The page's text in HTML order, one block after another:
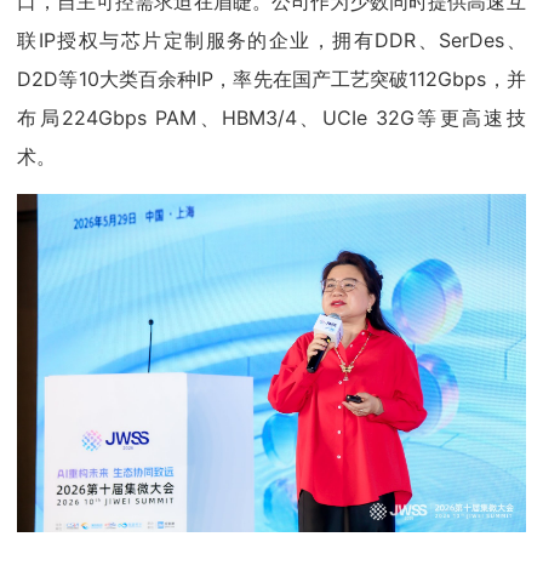
联IP授权与芯片定制服务的企业，拥有DDR、SerDes、
D2D等10大类百余种IP，率先在国产工艺突破112Gbps，并
布局224Gbps PAM、HBM3/4、UCIe 32G等更高速技
术。